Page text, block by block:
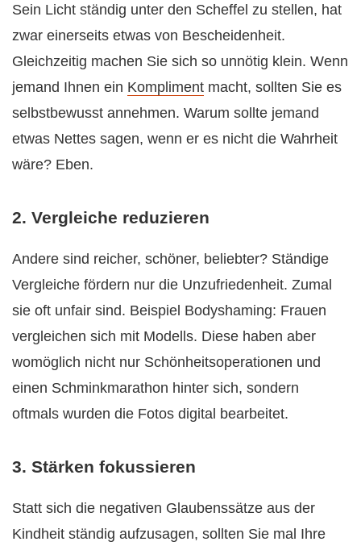
Sein Licht ständig unter den Scheffel zu stellen, hat
zwar einerseits etwas von Bescheidenheit.
Gleichzeitig machen Sie sich so unnötig klein. Wenn
jemand Ihnen ein Kompliment macht, sollten Sie es
selbstbewusst annehmen. Warum sollte jemand
etwas Nettes sagen, wenn er es nicht die Wahrheit
wäre? Eben.
2. Vergleiche reduzieren
Andere sind reicher, schöner, beliebter? Ständige
Vergleiche fördern nur die Unzufriedenheit. Zumal
sie oft unfair sind. Beispiel Bodyshaming: Frauen
vergleichen sich mit Modells. Diese haben aber
womöglich nicht nur Schönheitsoperationen und
einen Schminkmarathon hinter sich, sondern
oftmals wurden die Fotos digital bearbeitet.
3. Stärken fokussieren
Statt sich die negativen Glaubenssätze aus der
Kindheit ständig aufzusagen, sollten Sie mal Ihre